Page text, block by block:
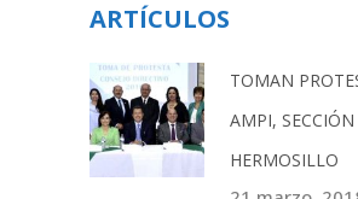
ARTÍCULOS
TOMAN
AMPI, SECCIÓN
HERMOSILLO